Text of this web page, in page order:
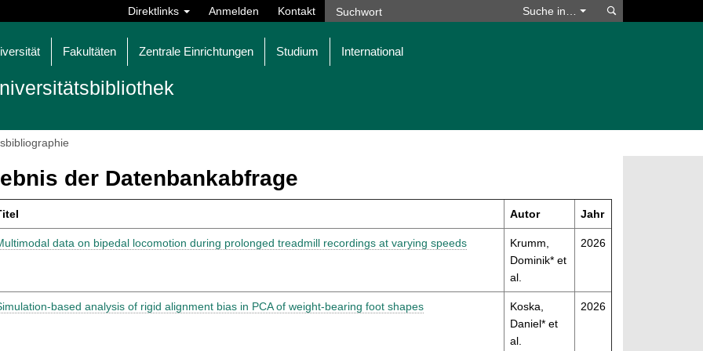
Direktlinks Anmelden Kontakt Suche in…
Fakultäten Zentrale Einrichtungen Studium International
der Datenbankabfrage
Autor Jahr
data on bipedal locomotion during prolonged treadmill recordings at varying speeds
Krumm,
Dominik* et
al.
2026
based analysis of rigid alignment bias in PCA of weight-bearing foot shapes
Koska,
Daniel* et
al.
2026